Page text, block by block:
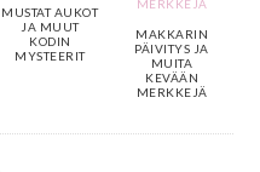
MUSTAT AUKOT
JA MUUT
KODIN
MYSTEERIT
MAKKARIN
PÄIVITYS JA
MUITA
KEVÄÄN
MERKKEJÄ